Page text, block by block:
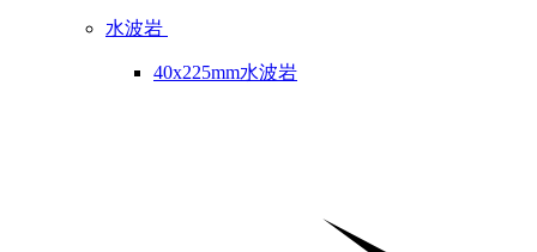
水波岩
40x225mm水波岩